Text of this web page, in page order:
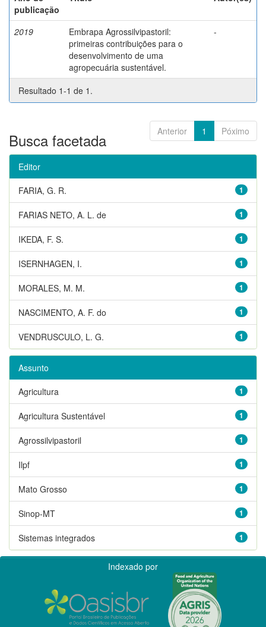
publicação
2019
Embrapa Agrossilvipastoril:
primeiras contribuições para o
desenvolvimento de uma
agropecuária sustentável.
-
Resultado 1-1 de 1.
Anterior 1 Póximo
Busca facetada
Editor
1
FARIA, G. R.
1
FARIAS NETO, A. L. de
1
IKEDA, F. S.
1
ISERNHAGEN, I.
1
MORALES, M. M.
1
NASCIMENTO, A. F. do
1
VENDRUSCULO, L. G.
Assunto
1
Agricultura
1
Agricultura Sustentável
1
Agrossilvipastoril
1
Ilpf
1
Mato Grosso
1
Sinop-MT
1
Sistemas integrados
Indexado por